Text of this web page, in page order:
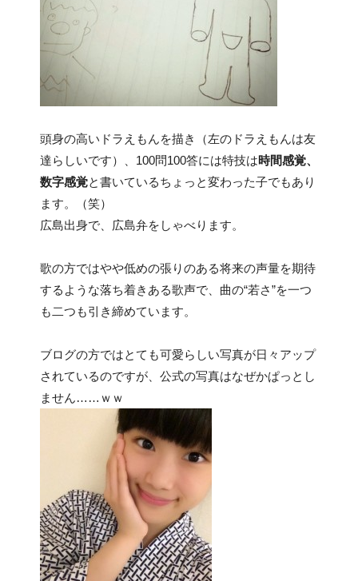
頭身の高いドラえもんを描き（左のドラえもんは友
達らしいです）、100問100答には特技は時間感覚、
数字感覚と書いているちょっと変わった子でもあり
ます。（笑）
広島出身で、広島弁をしゃべります。
歌の方ではやや低めの張りのある将来の声量を期待
するような落ち着きある歌声で、曲の“若さ”を一つ
も二つも引き締めています。
ブログの方ではとても可愛らしい写真が日々アップ
されているのですが、公式の写真はなぜかぱっとし
ません……ｗｗ